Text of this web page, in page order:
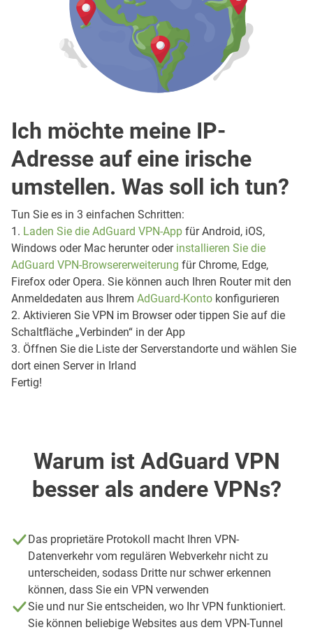
Ich möchte meine IP-
Adresse auf eine irische
umstellen. Was soll ich tun?
Tun Sie es in 3 einfachen Schritten:
1. Laden Sie die AdGuard VPN-App für Android, iOS,
Windows oder Mac herunter oder installieren Sie die
AdGuard VPN-Browsererweiterung für Chrome, Edge,
Firefox oder Opera. Sie können auch Ihren Router mit den
Anmeldedaten aus Ihrem AdGuard-Konto konfigurieren
2. Aktivieren Sie VPN im Browser oder tippen Sie auf die
Schaltfläche „Verbinden“ in der App
3. Öffnen Sie die Liste der Serverstandorte und wählen Sie
dort einen Server in Irland
Fertig!
Warum ist AdGuard VPN
besser als andere VPNs?
Das proprietäre Protokoll macht Ihren VPN-
Datenverkehr vom regulären Webverkehr nicht zu
unterscheiden, sodass Dritte nur schwer erkennen
können, dass Sie ein VPN verwenden
Sie und nur Sie entscheiden, wo Ihr VPN funktioniert.
Sie können beliebige Websites aus dem VPN-Tunnel